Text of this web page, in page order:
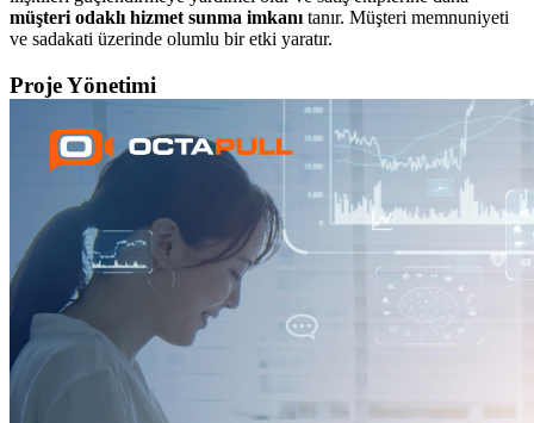
müşteri odaklı hizmet sunma imkanı tanır. Müşteri memnuniyeti
ve sadakati üzerinde olumlu bir etki yaratır.
Proje Yönetimi